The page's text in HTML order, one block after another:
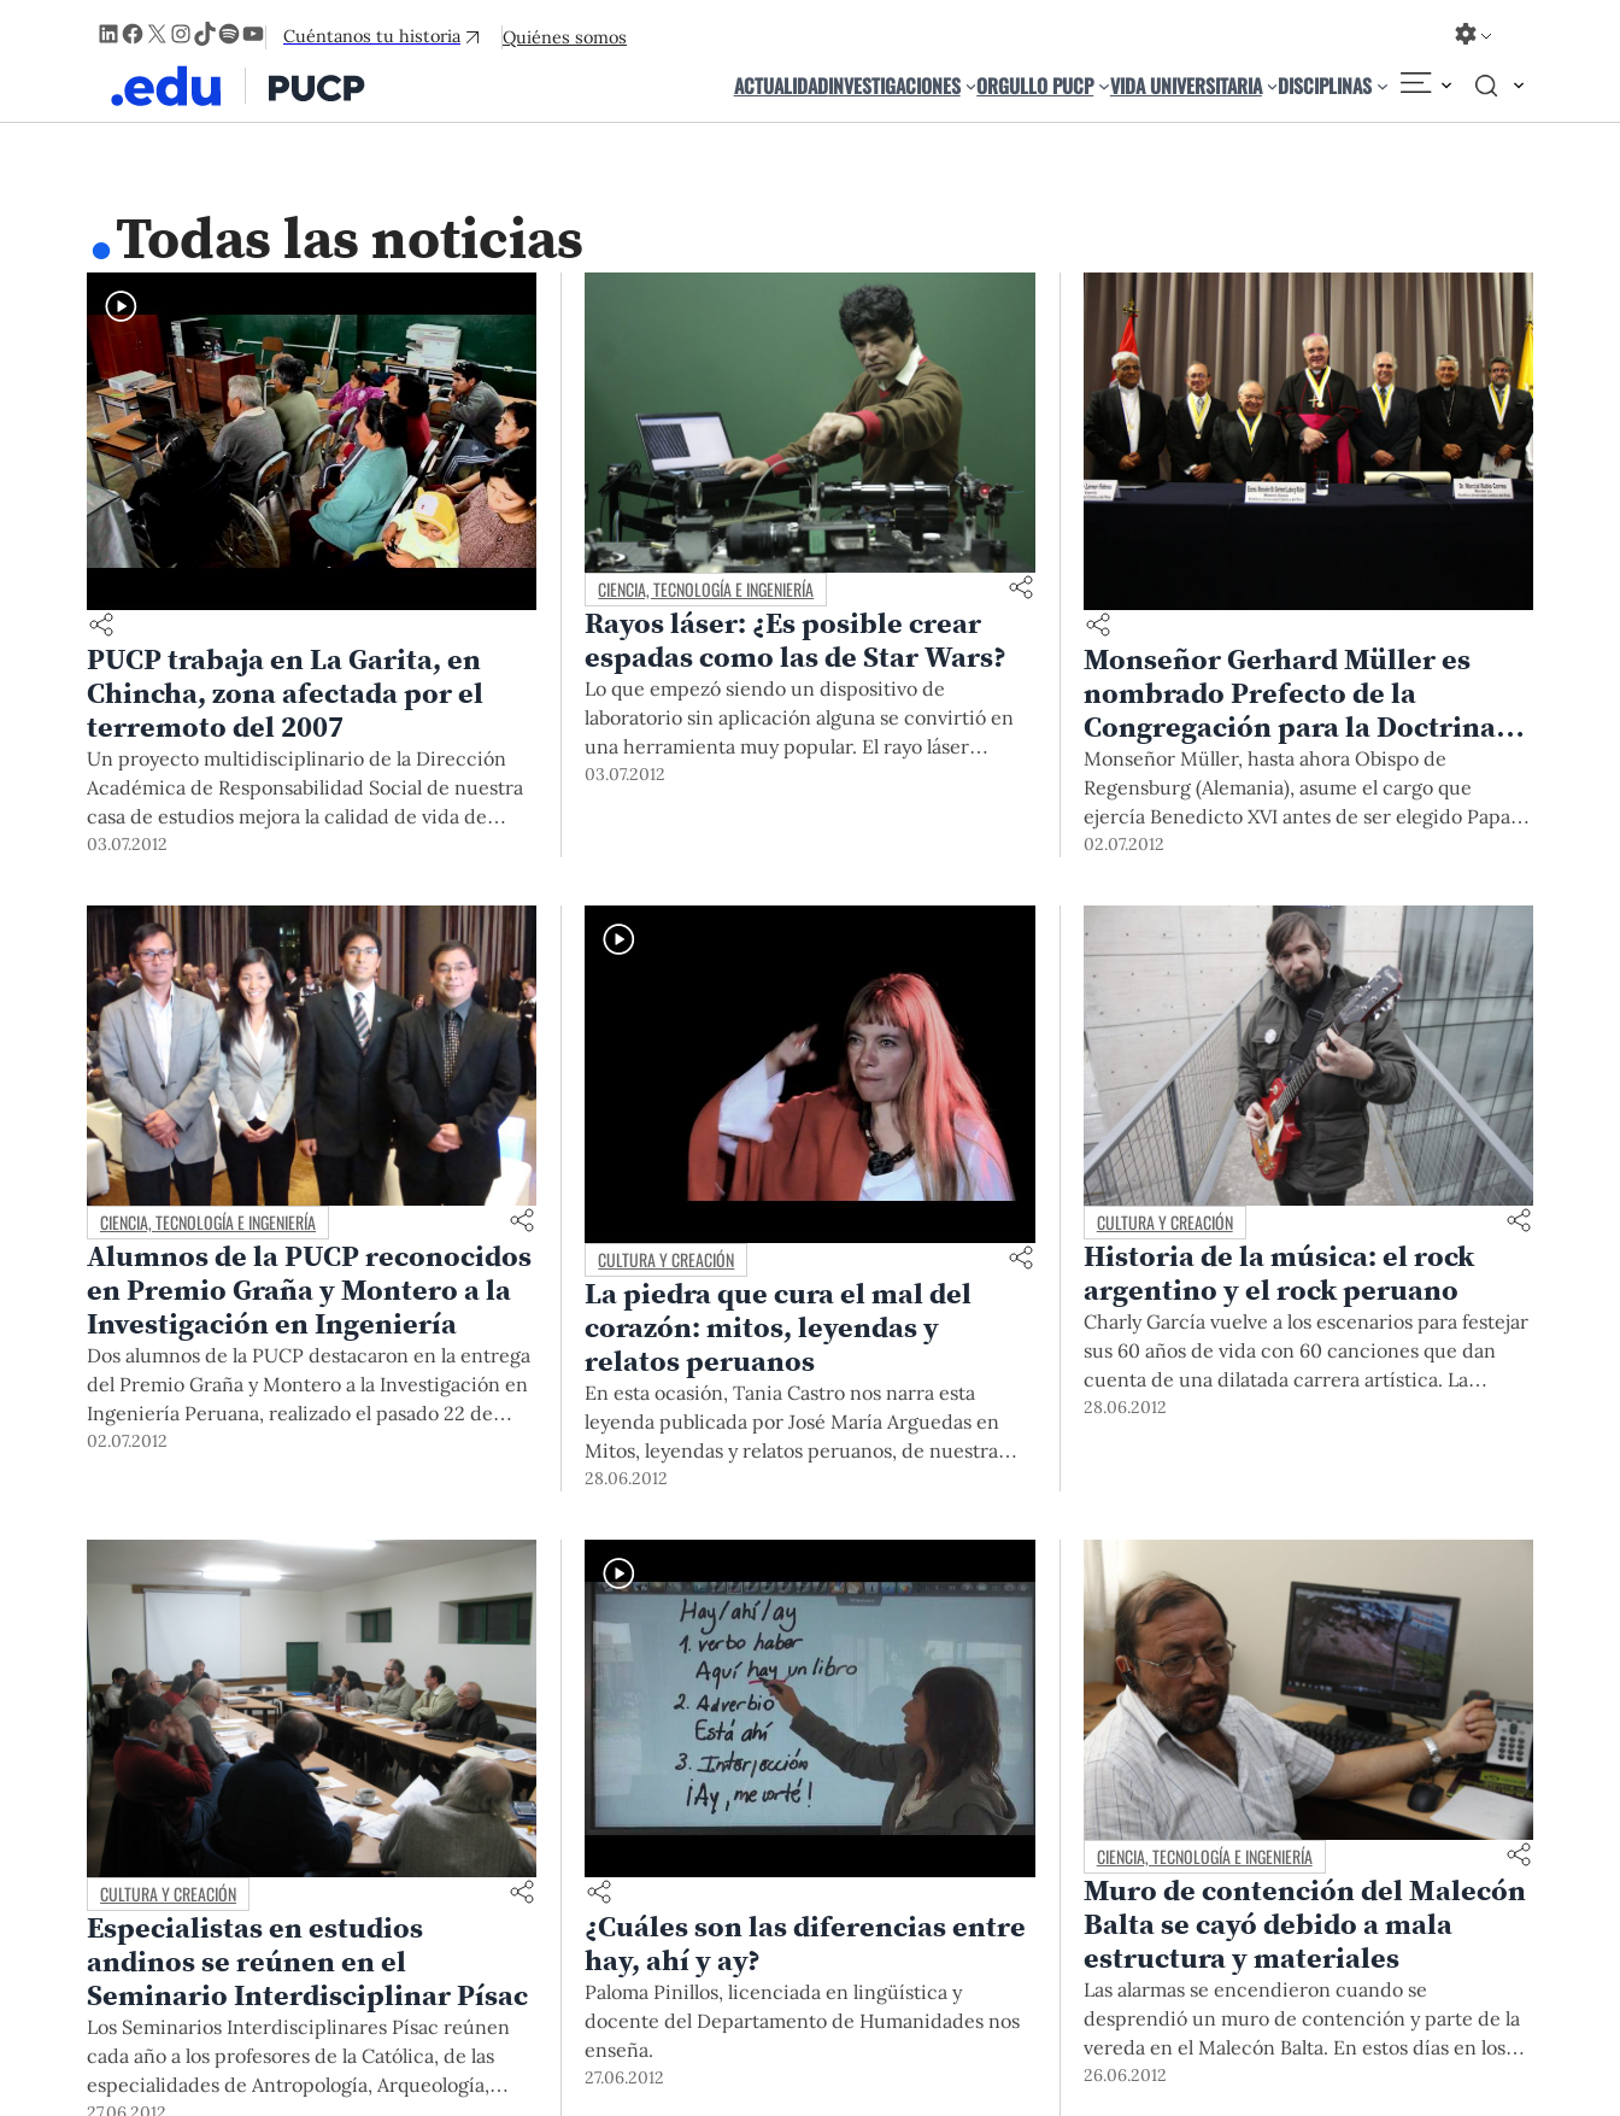
LinkedIn
Facebook
X Instagram
TikTok
Spotify
YouTube
Cuéntanos tu historia Quiénes somos
ACTUALIDADINVESTIGACIONES ORGULLO PUCP VIDA UNIVERSITARIA DISCIPLINAS
.Todas las noticias
PUCP trabaja en La Garita, en
Chincha, zona afectada por el
terremoto del 2007
Un proyecto multidisciplinario de la Dirección
Académica de Responsabilidad Social de nuestra
casa de estudios mejora la calidad de vida de
pobladores afectados por el terremoto del 2007.
03.07.2012
CIENCIA, TECNOLOGÍA E INGENIERÍA
Rayos láser: ¿Es posible crear
espadas como las de Star Wars?
Lo que empezó siendo un dispositivo de
laboratorio sin aplicación alguna se convirtió en
una herramienta muy popular. El rayo láser
también redujo su tamaño y ha logrado ser igual
Aplicada, nos presenta en detalle este invento con
52 años de antigüedad.
03.07.2012
Monseñor Gerhard Müller es
nombrado Prefecto de la
Congregación para la Doctrina
de la Fe
Monseñor Müller, hasta ahora Obispo de
Regensburg (Alemania), asume el cargo que
ejercía Benedicto XVI antes de ser elegido Papa.
Müller, además, es Doctor Honoris Causa de
02.07.2012
CIENCIA, TECNOLOGÍA E INGENIERÍA
Alumnos de la PUCP reconocidos
en Premio Graña y Montero a la
Investigación en Ingeniería
Dos alumnos de la PUCP destacaron en la entrega
del Premio Graña y Montero a la Investigación en
Ingeniería Peruana, realizado el pasado 22 de
junio. Nadia Yoza, ingeniera de
honrosa en el mismo rubro. En nuestra
Universidad, ambos son egresados, alumnos de
posgrado y jefes de práctica.
02.07.2012
CULTURA Y CREACIÓN
La piedra que cura el mal del
corazón: mitos, leyendas y
relatos peruanos
En esta ocasión, Tania Castro nos narra esta
leyenda publicada por José María Arguedas en
Mitos, leyendas y relatos peruanos, de nuestra
costa, sierra y selva.
28.06.2012
CULTURA Y CREACIÓN
Historia de la música: el rock
argentino y el rock peruano
Charly García vuelve a los escenarios para festejar
sus 60 años de vida con 60 canciones que dan
cuenta de una dilatada carrera artística. La
mayoría data de hace muchas décadas atrás, de
de la PUCP, nos cuenta el nacimiento, evolución y
evidente final del rock argentino de exportación.
28.06.2012
CULTURA Y CREACIÓN
Especialistas en estudios
andinos se reúnen en el
Seminario Interdisciplinar Písac
Los Seminarios Interdisciplinares Písac reúnen
cada año a los profesores de la Católica, de las
especialidades de Antropología, Arqueología,
¿Cuáles son las diferencias entre
hay, ahí y ay?
Paloma Pinillos, licenciada en lingüística y
docente del Departamento de Humanidades nos
enseña.
27.06.2012
CIENCIA, TECNOLOGÍA E INGENIERÍA
Muro de contención del Malecón
Balta se cayó debido a mala
estructura y materiales
Las alarmas se encendieron cuando se
desprendió un muro de contención y parte de la
vereda en el Malecón Balta. En estos días en los
que las campañas para concientizar a las personas
26.06.2012